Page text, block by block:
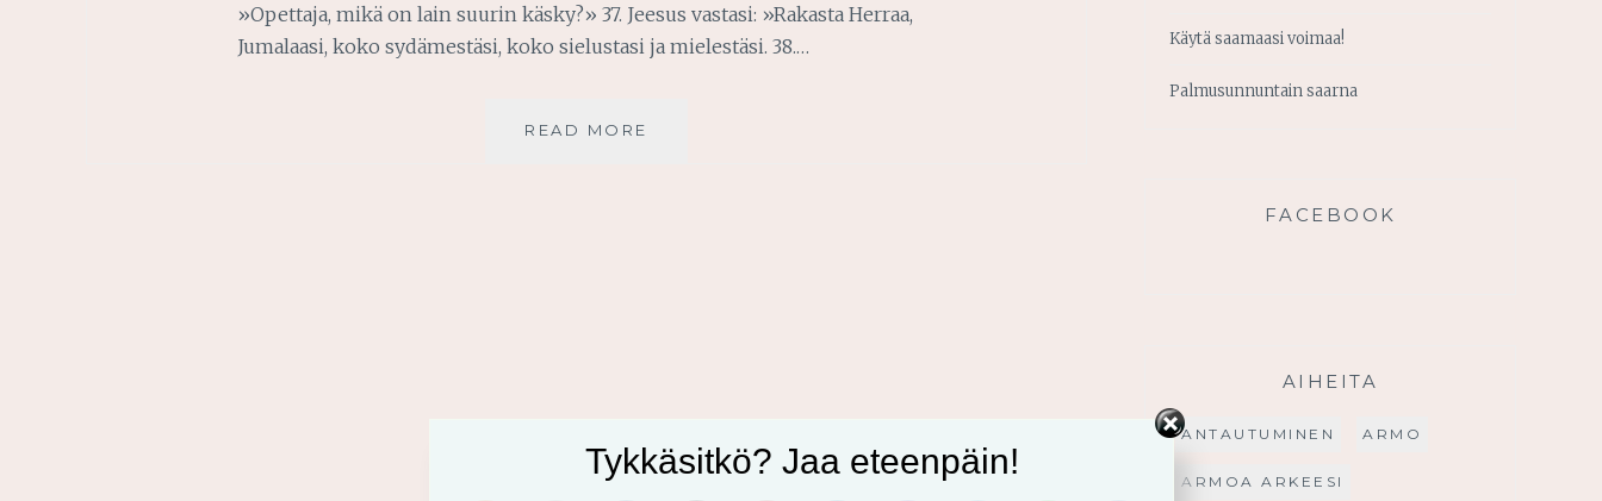
»Opettaja, mikä on lain suurin käsky?» 37. Jeesus vastasi: »Rakasta Herraa,
Jumalaasi, koko sydämestäsi, koko sielustasi ja mielestäsi. 38.…
READ MORE
Käytä saamaasi voimaa!
Palmusunnuntain saarna
FACEBOOK
AIHEITA
ANTAUTUMINEN ARMO
ARMOA ARKEESI
Tykkäsitkö? Jaa eteenpäin!